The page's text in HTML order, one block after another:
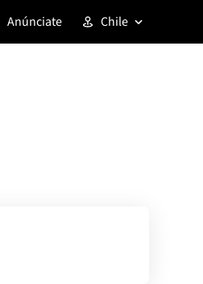
Anúnciate Chile